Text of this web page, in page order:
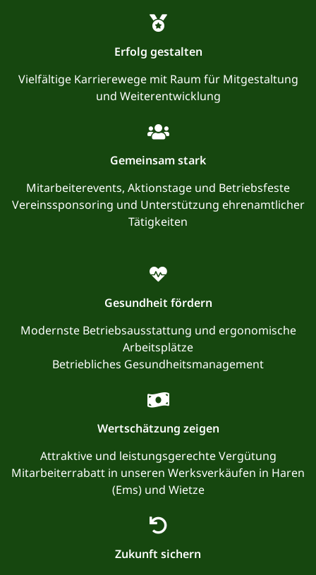
Erfolg gestalten
Vielfältige Karrierewege mit Raum für Mitgestaltung
und Weiterentwicklung
Gemeinsam stark
Mitarbeiterevents, Aktionstage und Betriebsfeste
Vereinssponsoring und Unterstützung ehrenamtlicher
Tätigkeiten
Gesundheit fördern
Modernste Betriebsausstattung und ergonomische
Arbeitsplätze
Betriebliches Gesundheitsmanagement
Wertschätzung zeigen
Attraktive und leistungsgerechte Vergütung
Mitarbeiterrabatt in unseren Werksverkäufen in Haren
(Ems) und Wietze
Zukunft sichern